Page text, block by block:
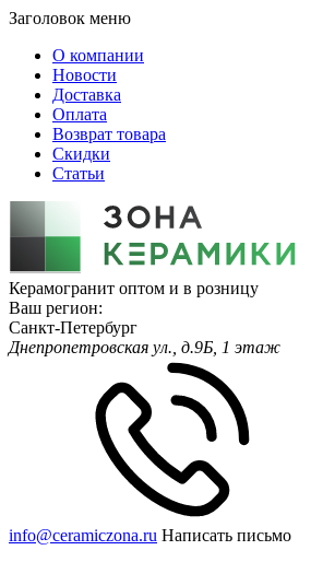
Заголовок меню
О компании
Новости
Доставка
Оплата
Возврат товара
Скидки
Статьи
Керамогранит оптом и в розницу
Ваш регион:
Санкт-Петербург
Днепропетровская ул., д.9Б, 1 этаж
info@ceramiczona.ru Написать письмо